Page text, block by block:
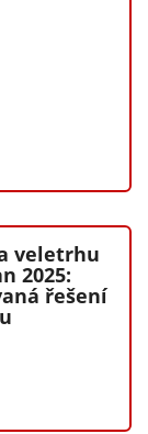
veletrhu
2025:
řešení